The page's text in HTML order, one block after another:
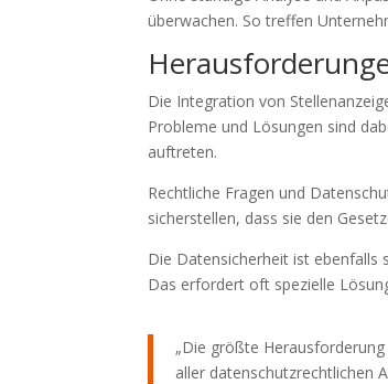
überwachen. So treffen
Die Integration von
Probleme und Lösungen sind
auftreten.
Rechtliche Fragen und
sicherstellen, dass sie den
Die Datensicherheit ist ebenfalls
Das erfordert oft spezielle
„Die größte
aller datenschutzrechtlichen